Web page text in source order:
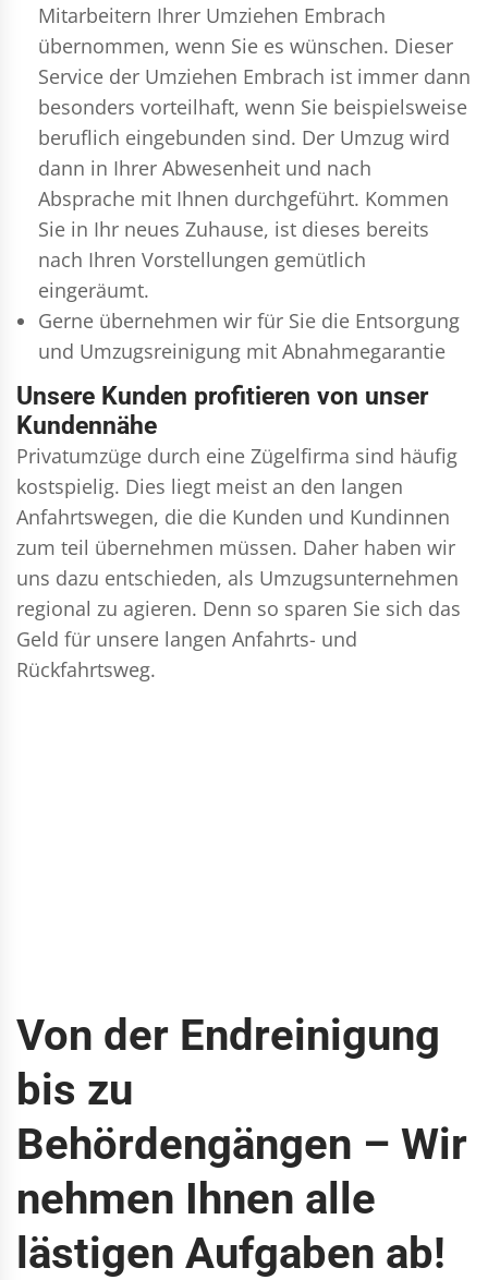
Mitarbeitern Ihrer Umziehen Embrach
übernommen, wenn Sie es wünschen. Dieser
Service der Umziehen Embrach ist immer dann
besonders vorteilhaft, wenn Sie beispielsweise
beruflich eingebunden sind. Der Umzug wird
dann in Ihrer Abwesenheit und nach
Absprache mit Ihnen durchgeführt. Kommen
Sie in Ihr neues Zuhause, ist dieses bereits
nach Ihren Vorstellungen gemütlich
eingeräumt.
Gerne übernehmen wir für Sie die Entsorgung
und Umzugsreinigung mit Abnahmegarantie
Unsere Kunden profitieren von unser
Kundennähe
Privatumzüge durch eine Zügelfirma sind häufig
kostspielig. Dies liegt meist an den langen
Anfahrtswegen, die die Kunden und Kundinnen
zum teil übernehmen müssen. Daher haben wir
uns dazu entschieden, als Umzugsunternehmen
regional zu agieren. Denn so sparen Sie sich das
Geld für unsere langen Anfahrts- und
Rückfahrtsweg.
Von der Endreinigung
bis zu
Behördengängen – Wir
nehmen Ihnen alle
lästigen Aufgaben ab!